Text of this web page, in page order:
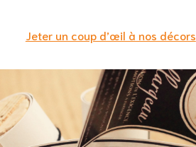
Jeter un coup d’œil à nos décors